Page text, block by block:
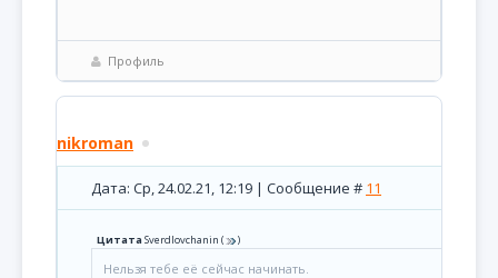
Профиль
nikroman
Дата: Ср, 24.02.21, 12:19 | Сообщение # 11
ЦитатаSverdlovchanin ( )
Нельзя тебе её сейчас начинать.